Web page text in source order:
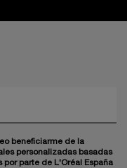
beneficiarme de la
personalizadas basadas
por parte de L'Oréal España